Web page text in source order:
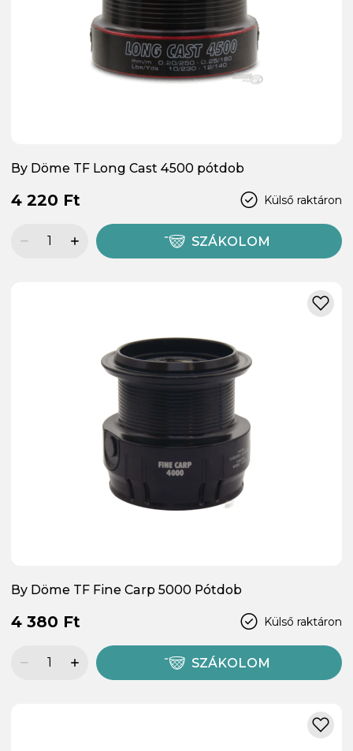
By Döme TF Long Cast 4500 pótdob
Külső raktáron
4 220 Ft
SZÁKOLOM
By Döme TF Fine Carp 5000 Pótdob
Külső raktáron
4 380 Ft
SZÁKOLOM